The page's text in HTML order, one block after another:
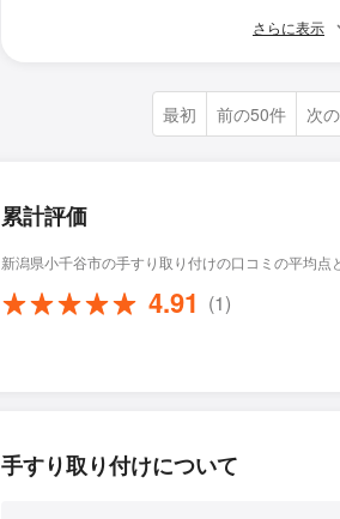
さらに表示
最初 前の50件 次
累計評価
新潟県小千谷市の手すり取り付けの口コミの平均点
4.91 (1)
手すり取り付けについて